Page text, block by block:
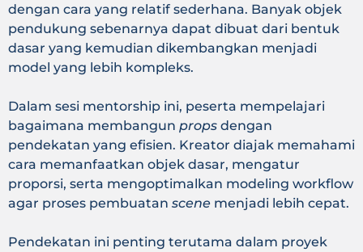
dengan cara yang relatif sederhana. Banyak objek
pendukung sebenarnya dapat dibuat dari bentuk
dasar yang kemudian dikembangkan menjadi
model yang lebih kompleks.
Dalam sesi mentorship ini, peserta mempelajari
bagaimana membangun props dengan
pendekatan yang efisien. Kreator diajak memahami
cara memanfaatkan objek dasar, mengatur
proporsi, serta mengoptimalkan modeling workflow
agar proses pembuatan scene menjadi lebih cepat.
Pendekatan ini penting terutama dalam proyek